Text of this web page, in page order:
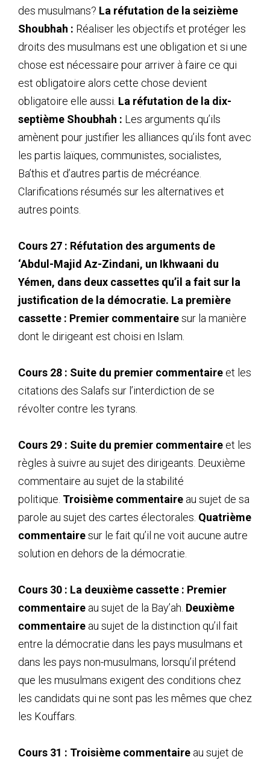
des musulmans? La réfutation de la seizième
Shoubhah : Réaliser les objectifs et protéger les
droits des musulmans est une obligation et si une
chose est nécessaire pour arriver à faire ce qui
est obligatoire alors cette chose devient
obligatoire elle aussi. La réfutation de la dix-
septième Shoubhah : Les arguments qu’ils
amènent pour justifier les alliances qu’ils font avec
les partis laïques, communistes, socialistes,
Ba’this et d’autres partis de mécréance.
Clarifications résumés sur les alternatives et
autres points.
Cours 27 : Réfutation des arguments de
‘Abdul-Majid Az-Zindani, un Ikhwaani du
Yémen, dans deux cassettes qu’il a fait sur la
justification de la démocratie. La première
cassette : Premier commentairesur la manière
dont le dirigeant est choisi en Islam.
Cours 28 : Suite du premier commentaire et les
citations des Salafs sur l’interdiction de se
révolter contre les tyrans.
Cours 29 : Suite du premier commentaire et les
règles à suivre au sujet des dirigeants. Deuxième
commentaire au sujet de la stabilité
politique. Troisième commentaire au sujet de sa
parole au sujet des cartes électorales. Quatrième
commentairesur le fait qu’il ne voit aucune autre
solution en dehors de la démocratie.
Cours 30 : La deuxième cassette : Premier
commentaire au sujet de la Bay’ah. Deuxième
commentaire au sujet de la distinction qu’il fait
entre la démocratie dans les pays musulmans et
dans les pays non-musulmans, lorsqu’il prétend
que les musulmans exigent des conditions chez
les candidats qui ne sont pas les mêmes que chez
les Kouffars.
Cours 31 : Troisième commentaire au sujet de